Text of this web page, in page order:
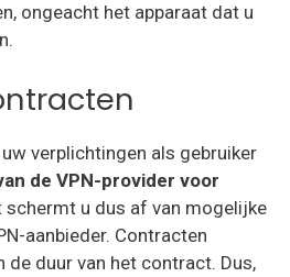
ongeacht het apparaat dat u
verplichtingen als gebruiker
de VPN-provider voor
schermt u dus af van mogelijke
aanbieder. Contracten
de duur van het contract. Dus,